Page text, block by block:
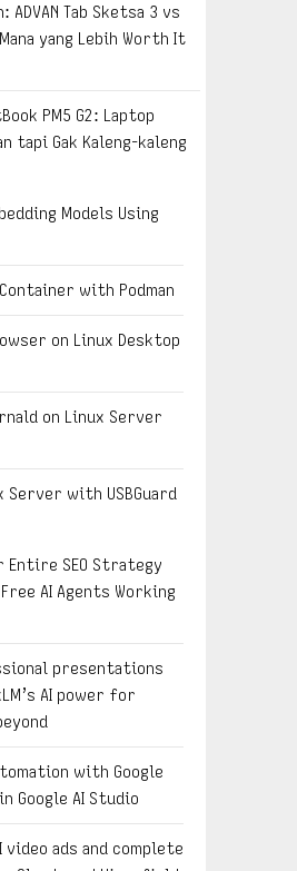
ADVAN Tab Sketsa 3 vs
yang Lebih Worth It
PM5 G2: Laptop
tapi Gak Kaleng-kaleng
Models Using
with Podman
on Linux Desktop
on Linux Server
Server with USBGuard
Entire SEO Strategy
AI Agents Working
presentations
AI power for
with Google
Google AI Studio
ads and complete